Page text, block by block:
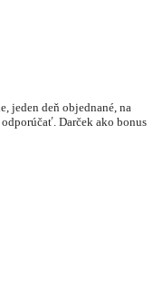
jeden deň objednané, na
Darček ako bonus